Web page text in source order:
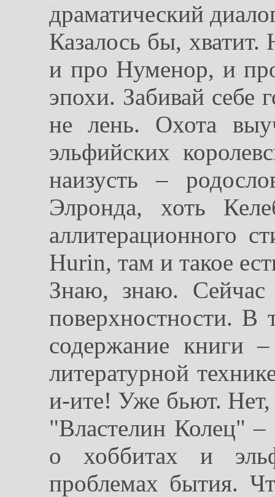
драматический
Казалось бы,
и про Нуменор, и
эпохи. Забивай себе
не лень. Охота
эльфийских
наизусть –
Элронда, хоть
аллитерационного
Hurin, там и такое
Знаю, знаю.
поверхностности. В
содержание книги
литературной
и-ите! Уже бьют.
"Властелин Колец" –
о хоббитах и
проблемах бытия.